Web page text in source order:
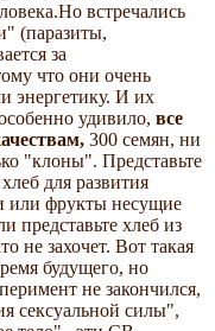
встречались
(паразиты,
за
что они очень
энергетику. И их
удивило, все
300 семян, ни
"клоны". Представьте
для развития
или фрукты несущие
представьте хлеб из
не захочет. Вот такая
будущего, но
не закончился,
сексуальной силы",